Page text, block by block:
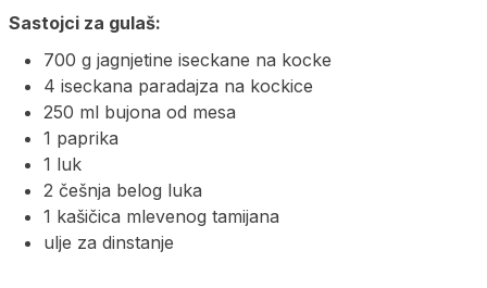
Sastojci za gulaš:
700 g jagnjetine iseckane na kocke
4 iseckana paradajza na kockice
250 ml bujona od mesa
1 paprika
1 luk
2 češnja belog luka
1 kašičica mlevenog tamijana
ulje za dinstanje